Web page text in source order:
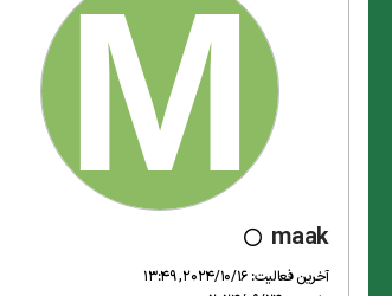
maak
آخرین فعالیت: 2024/10/16, 13:49